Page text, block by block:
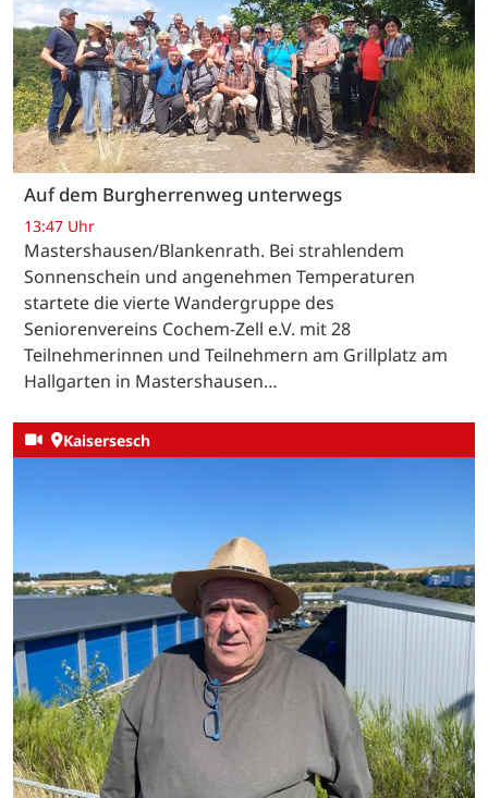
Auf dem Burgherrenweg unterwegs
13:47 Uhr
Mastershausen/Blankenrath. Bei strahlendem
Sonnenschein und angenehmen Temperaturen
startete die vierte Wandergruppe des
Seniorenvereins Cochem-Zell e.V. mit 28
Teilnehmerinnen und Teilnehmern am Grillplatz am
Hallgarten in Mastershausen…
Kaisersesch